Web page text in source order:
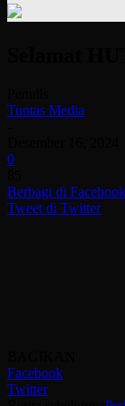
Tuntas Media
0
Berbagi di Facebook
Tweet di Twitter
Facebook
Twitter